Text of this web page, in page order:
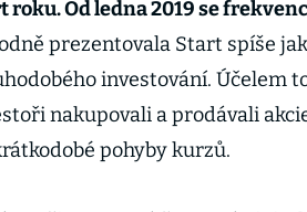
roku. Od ledna 2019 se
prezentovala Start spíše
investování. Účelem
nakupovali a prodávali
pohyby kurzů.